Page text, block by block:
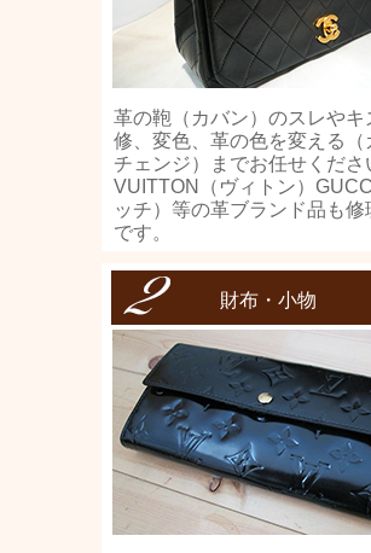
革の鞄（カバン）のスレやキ
修、変色、革の色を変える（
チェンジ）までお任せくださ
VUITTON（ヴィトン）
ッチ）等の革ブランド品も修
です。
財布・小物